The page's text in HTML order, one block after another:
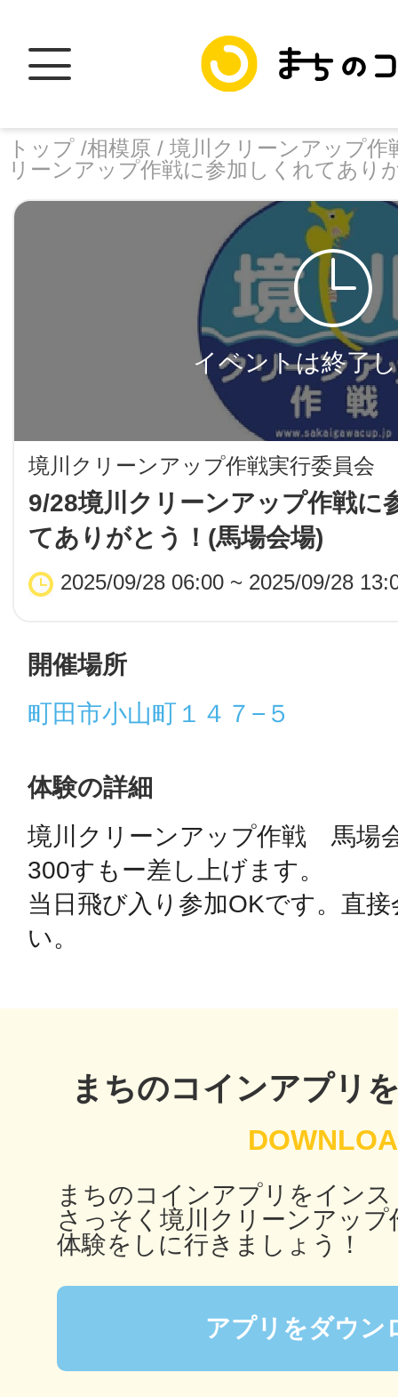
トップ /相模原 / 境川クリーンアップ作
リーンアップ作戦に参加しくれてあり
イベントは終了
境川クリーンアップ作戦実行委員会
9/28境川クリーンアップ作戦に
てありがとう！(馬場会場)
2025/09/28 06:00 ~ 2025/09/28
facebook
LINE
SMS
開催場所
町田市小山町１４７−５
体験の詳細
境川クリーンアップ作戦　馬場
300すもー差し上げます。
当日飛び入り参加OKです。直
い。
まちのコインアプリ
まちのコインアプリをイン
さっそく境川クリーンアップ
体験をしに行きましょう！
アプリをダウン
トップ
加盟スポットに
地域に導入を
鴻巣
生駒
秋葉原
日置